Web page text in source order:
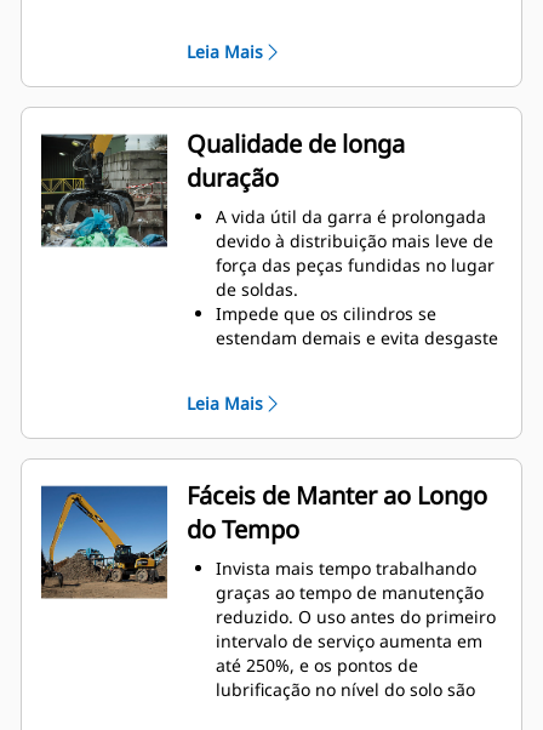
As Máquinas Cat são pré-
programadas com configurações
de desempenho ideais para a
garra a fim de maximizar o
emparelhamento e a eficiência da
máquina e da garra.
Alcance novas alturas e aumente
seu controle de oscilação. A altura
compacta das garras GSH amplia
seus recursos e é ideal para
aplicações internas.
Leia Mais
Qualidade de longa
duração
A vida útil da garra é prolongada
devido à distribuição mais leve de
força das peças fundidas no lugar
de soldas.
Impede que os cilindros se
estendam demais e evita desgaste
dentes com batentes superior e
inferior reforçados e resistentes à
abrasão no alojamento da garra.
Resistência com a qual você pode
contar. Os dentes e as pontas
internas de construção sólida são
feitos de aço de alto grau,
resistentes à abrasão e ao
desgaste de metal sobre metal. Os
pontos de articulação são
fundidos, eliminando pontos
fracos na armação.
Aumente a vida útil com pontas de
Leia Mais
Fáceis de Manter ao Longo
do Tempo
Invista mais tempo trabalhando
graças ao tempo de manutenção
reduzido. O uso antes do primeiro
intervalo de serviço aumenta em
até 250%, e os pontos de
lubrificação no nível do solo são